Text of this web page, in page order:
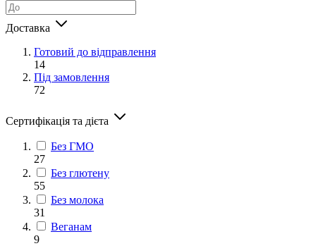
Доставка
Готовий до відправлення
14
Під замовлення
72
Сертифікація та дієта
Без ГМО
27
Без глютену
55
Без молока
31
Веганам
9